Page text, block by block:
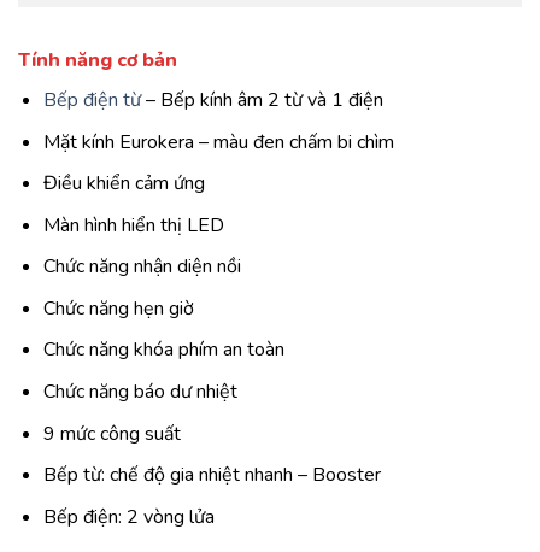
Tính năng cơ bản
Bếp điện từ– Bếp kính âm 2 từ và 1 điện
Mặt kính Eurokera – màu đen chấm bi chìm
Điều khiển cảm ứng
Màn hình hiển thị LED
Chức năng nhận diện nồi
Chức năng hẹn giờ
Chức năng khóa phím an toàn
Chức năng báo dư nhiệt
9 mức công suất
Bếp từ: chế độ gia nhiệt nhanh – Booster
Bếp điện: 2 vòng lửa